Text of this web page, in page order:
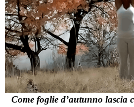
Come foglie d’autunno lascia